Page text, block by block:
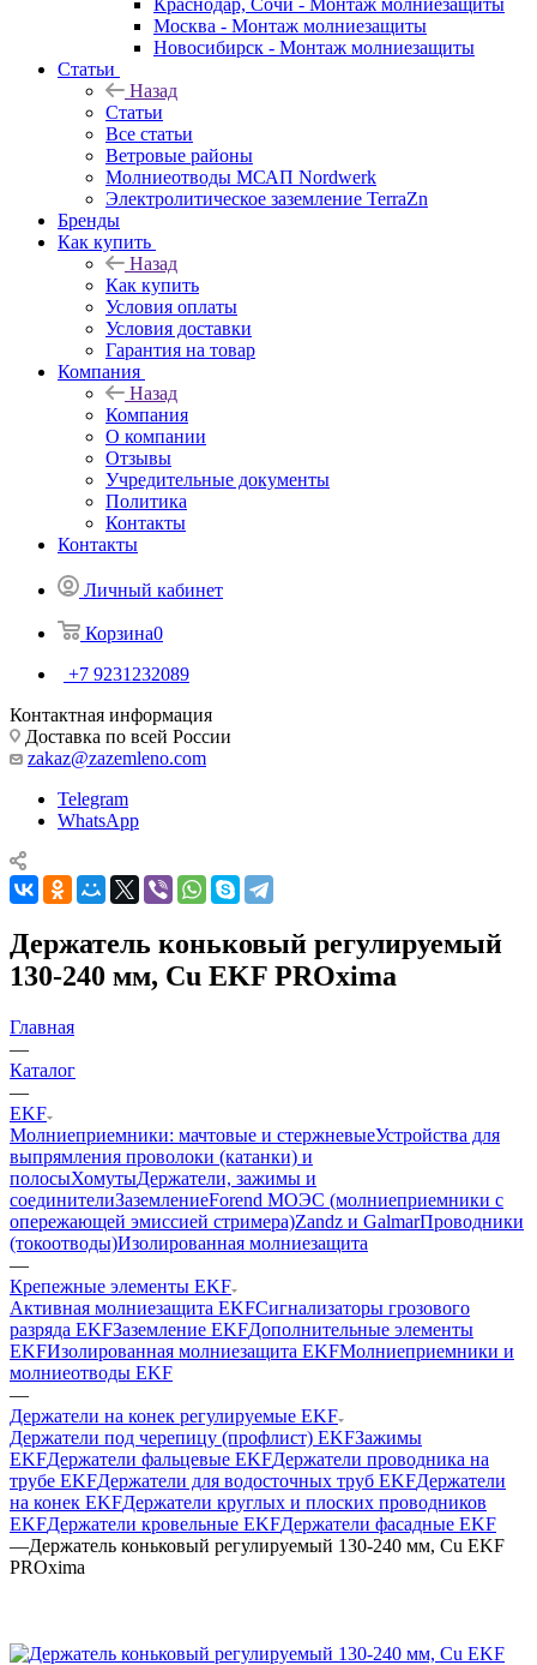
Краснодар, Сочи - Монтаж молниезащиты
Москва - Монтаж молниезащиты
Новосибирск - Монтаж молниезащиты
Статьи
Назад
Статьи
Все статьи
Ветровые районы
Молниеотводы МСАП Nordwerk
Электролитическое заземление TerraZn
Бренды
Как купить
Назад
Как купить
Условия оплаты
Условия доставки
Гарантия на товар
Компания
Назад
Компания
О компании
Отзывы
Учредительные документы
Политика
Контакты
Контакты
Личный кабинет
Корзина0
+7 9231232089
Контактная информация
Доставка по всей России
zakaz@zazemleno.com
Telegram
WhatsApp
Держатель коньковый регулируемый
130-240 мм, Cu EKF PROxima
Главная
—
Каталог
—
EKF
Молниеприемники: мачтовые и стержневыеУстройства для
выпрямления проволоки (катанки) и
полосыХомутыДержатели, зажимы и
соединителиЗаземлениеForend МОЭС (молниеприемники с
опережающей эмиссией стримера)Zandz и GalmarПроводники
(токоотводы)Изолированная молниезащита
—
Крепежные элементы EKF
Активная молниезащита EKFСигнализаторы грозового
разряда EKFЗаземление EKFДополнительные элементы
EKFИзолированная молниезащита EKFМолниеприемники и
молниеотводы EKF
—
Держатели на конек регулируемые EKF
Держатели под черепицу (профлист) EKFЗажимы
EKFДержатели фальцевые EKFДержатели проводника на
трубе EKFДержатели для водосточных труб EKFДержатели
на конек EKFДержатели круглых и плоских проводников
EKFДержатели кровельные EKFДержатели фасадные EKF
—Держатель коньковый регулируемый 130-240 мм, Cu EKF
PROxima